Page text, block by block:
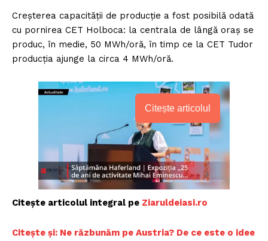
Creșterea capacității de producție a fost posibilă odată
cu pornirea CET Holboca: la centrala de lângă oraș se
produc, în medie, 50 MWh/oră, în timp ce la CET Tudor
producția ajunge la circa 4 MWh/oră.
Citește articolul
Citește articolul integral pe Ziaruldeiasi.ro
Citește și: Ne răzbunăm pe Austria? De ce este o idee